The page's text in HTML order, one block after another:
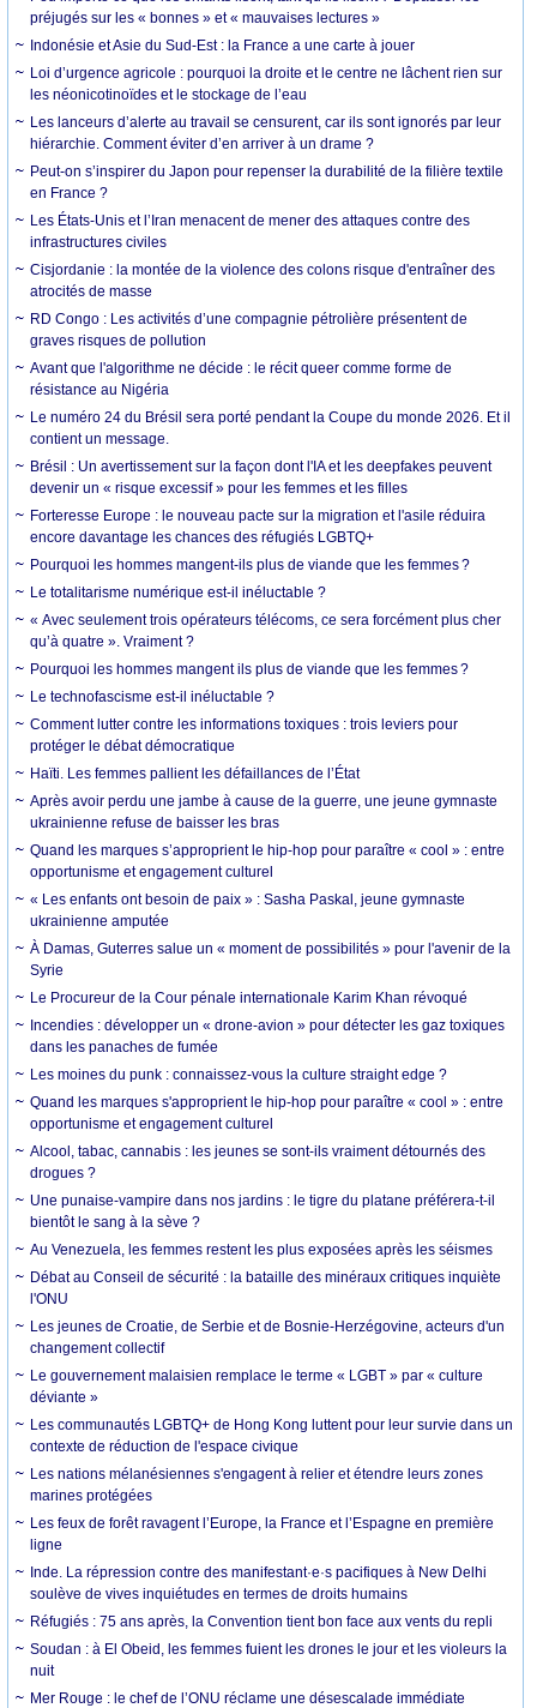
préjugés sur les « bonnes » et « mauvaises lectures »
Indonésie et Asie du Sud-Est : la France a une carte à jouer
Loi d’urgence agricole : pourquoi la droite et le centre ne lâchent rien sur
les néonicotinoïdes et le stockage de l’eau
Les lanceurs d’alerte au travail se censurent, car ils sont ignorés par leur
hiérarchie. Comment éviter d’en arriver à un drame ?
Peut-on s’inspirer du Japon pour repenser la durabilité de la filière textile
en France ?
Les États-Unis et l’Iran menacent de mener des attaques contre des
infrastructures civiles
Cisjordanie : la montée de la violence des colons risque d'entraîner des
atrocités de masse
RD Congo : Les activités d’une compagnie pétrolière présentent de
graves risques de pollution
Avant que l'algorithme ne décide : le récit queer comme forme de
résistance au Nigéria
Le numéro 24 du Brésil sera porté pendant la Coupe du monde 2026. Et il
contient un message.
Brésil : Un avertissement sur la façon dont l'IA et les deepfakes peuvent
devenir un « risque excessif » pour les femmes et les filles
Forteresse Europe : le nouveau pacte sur la migration et l'asile réduira
encore davantage les chances des réfugiés LGBTQ+
Pourquoi les hommes mangent-ils plus de viande que les femmes ?
Le totalitarisme numérique est-il inéluctable ?
« Avec seulement trois opérateurs télécoms, ce sera forcément plus cher
qu’à quatre ». Vraiment ?
Pourquoi les hommes mangent ils plus de viande que les femmes ?
Le technofascisme est-il inéluctable ?
Comment lutter contre les informations toxiques : trois leviers pour
protéger le débat démocratique
Haïti. Les femmes pallient les défaillances de l’État
Après avoir perdu une jambe à cause de la guerre, une jeune gymnaste
ukrainienne refuse de baisser les bras
Quand les marques s’approprient le hip-hop pour paraître « cool » : entre
opportunisme et engagement culturel
« Les enfants ont besoin de paix » : Sasha Paskal, jeune gymnaste
ukrainienne amputée
À Damas, Guterres salue un « moment de possibilités » pour l'avenir de la
Syrie
Le Procureur de la Cour pénale internationale Karim Khan révoqué
Incendies : développer un « drone-avion » pour détecter les gaz toxiques
dans les panaches de fumée
Les moines du punk : connaissez-vous la culture straight edge ?
Quand les marques s'approprient le hip-hop pour paraître « cool » : entre
opportunisme et engagement culturel
Alcool, tabac, cannabis : les jeunes se sont-ils vraiment détournés des
drogues ?
Une punaise-vampire dans nos jardins : le tigre du platane préférera-t-il
bientôt le sang à la sève ?
Au Venezuela, les femmes restent les plus exposées après les séismes
Débat au Conseil de sécurité : la bataille des minéraux critiques inquiète
l'ONU
Les jeunes de Croatie, de Serbie et de Bosnie-Herzégovine, acteurs d'un
changement collectif
Le gouvernement malaisien remplace le terme « LGBT » par « culture
déviante »
Les communautés LGBTQ+ de Hong Kong luttent pour leur survie dans un
contexte de réduction de l'espace civique
Les nations mélanésiennes s'engagent à relier et étendre leurs zones
marines protégées
Les feux de forêt ravagent l’Europe, la France et l’Espagne en première
ligne
Inde. La répression contre des manifestant·e·s pacifiques à New Delhi
soulève de vives inquiétudes en termes de droits humains
Réfugiés : 75 ans après, la Convention tient bon face aux vents du repli
Soudan : à El Obeid, les femmes fuient les drones le jour et les violeurs la
nuit
Mer Rouge : le chef de l’ONU réclame une désescalade immédiate